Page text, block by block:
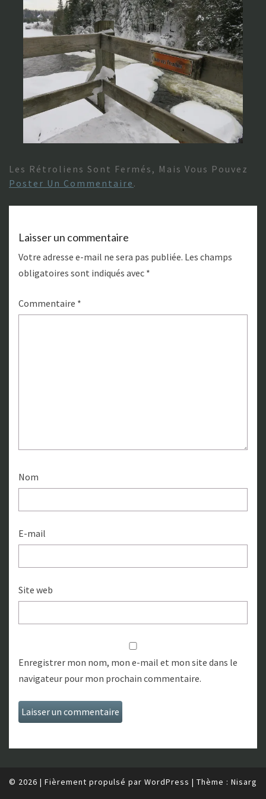
Les Rétroliens Sont Fermés, Mais Vous Pouvez
Poster Un Commentaire .
Laisser un commentaire
Votre adresse e-mail ne sera pas publiée. Les champs
obligatoires sont indiqués avec *
Commentaire *
Nom
E-mail
Site web
Enregistrer mon nom, mon e-mail et mon site dans le
navigateur pour mon prochain commentaire.
© 2026 | Fièrement propulsé par WordPress | Thème : Nisarg